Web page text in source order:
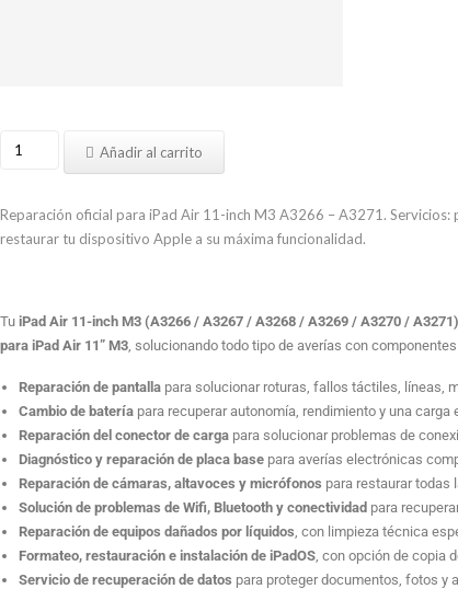
Reparar
11-
inch
cantidad
Añadir al carrito
Reparación oficial para iPad Air 11-inch M3 A3266 – A3271.
restaurar tu dispositivo Apple a su máxima funcionalidad.
Tu iPad Air 11-inch M3 (A3266 / A3267 / A3268 / A3269 / A3270 / A3271)
para iPad Air 11” M3 , solucionando todo tipo de averías con
Reparación de pantalla para solucionar roturas, fallos táctiles, líneas,
Cambio de batería para recuperar autonomía, rendimiento y una carga
Reparación del conector de carga para solucionar problemas de
Diagnóstico y reparación de placa base para averías electrónicas
Reparación de cámaras, altavoces y micrófonos para restaurar todas
Solución de problemas de Wifi, Bluetooth y conectividad para
Reparación de equipos dañados por líquidos , con limpieza técnica
Formateo, restauración e instalación de iPadOS , con opción de copia
Servicio de recuperación de datos para proteger documentos, fotos y